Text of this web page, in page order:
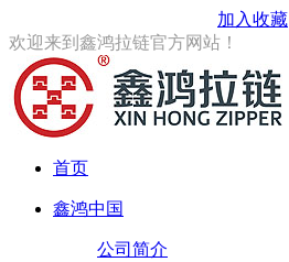
加入收藏
欢迎来到鑫鸿拉链官方网站！
首页
鑫鸿中国
公司简介